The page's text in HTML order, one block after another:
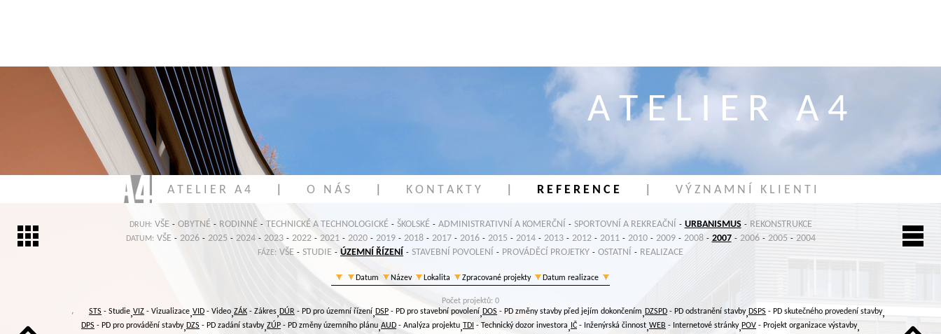
A T E L I E R A 4
A T E L I E R A 4 O N Á S K O N T A K T Y R E F E R E N C E V Ý Z N A M N Í K L I E N T I
DRUH: VŠE - OBYTNÉ - RODINNÉ - TECHNICKÉ A TECHNOLOGICKÉ - ŠKOLSKÉ - ADMINISTRATIVNÍ A KOMERČNÍ - SPORTOVNÍ A REKREAČNÍ - URBANISMUS - REKONSTRUKCE
DATUM: VŠE - 2026 - 2025 - 2024 - 2023 - 2022 - 2021 - 2020 - 2019 - 2018 - 2017 - 2016 - 2015 - 2014 - 2013 - 2012 - 2011 - 2010 - 2009 - 2008 - 2007 - 2006 - 2005 - 2004
FÁZE: VŠE - STUDIE - ÚZEMNÍ ŘÍZENÍ - STAVEBNÍ POVOLENÍ - PROVÁDĚCÍ PROJETKY - OSTATNÍ - REALIZACE
Datum Název Lokalita Zpracované projekty Datum realizace
Počet projektů: 0
STS - Studie,VIZ - Vizualizace,VID - Video,ZÁK - Zákres, DÚR - PD pro územní řízení, DSP - PD pro stavební povolení, DOS - PD změny stavby před jejím dokončením, DZSPD - PD odstranění stavby, DSPS - PD skutečného provedení stavby,
DPS - PD pro provádění stavby, DZS - PD zadání stavby,ZÚP - PD změny územního plánu,AUD - Analýza projektu,TDI - Technický dozor investora, IČ - Inženýrská činnost,WEB - Internetové stránky, POV - Projekt organizace výstavby,